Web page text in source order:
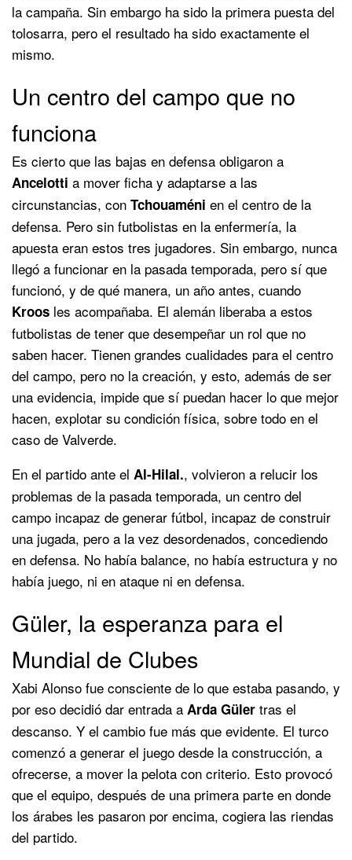
la campaña. Sin embargo ha sido la primera puesta del
tolosarra, pero el resultado ha sido exactamente el
mismo.
Un centro del campo que no
funciona
Es cierto que las bajas en defensa obligaron a
Ancelotti a mover ficha y adaptarse a las
circunstancias, con Tchouaméni en el centro de la
defensa. Pero sin futbolistas en la enfermería, la
apuesta eran estos tres jugadores. Sin embargo, nunca
llegó a funcionar en la pasada temporada, pero sí que
funcionó, y de qué manera, un año antes, cuando
Kroos les acompañaba. El alemán liberaba a estos
futbolistas de tener que desempeñar un rol que no
saben hacer. Tienen grandes cualidades para el centro
del campo, pero no la creación, y esto, además de ser
una evidencia, impide que sí puedan hacer lo que mejor
hacen, explotar su condición física, sobre todo en el
caso de Valverde.
En el partido ante el Al-Hilal., volvieron a relucir los
problemas de la pasada temporada, un centro del
campo incapaz de generar fútbol, incapaz de construir
una jugada, pero a la vez desordenados, concediendo
en defensa. No había balance, no había estructura y no
había juego, ni en ataque ni en defensa.
Güler, la esperanza para el
Mundial de Clubes
Xabi Alonso fue consciente de lo que estaba pasando, y
por eso decidió dar entrada a Arda Güler tras el
descanso. Y el cambio fue más que evidente. El turco
comenzó a generar el juego desde la construcción, a
ofrecerse, a mover la pelota con criterio. Esto provocó
que el equipo, después de una primera parte en donde
los árabes les pasaron por encima, cogiera las riendas
del partido.